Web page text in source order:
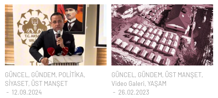
GÜNCEL , GÜNDEM, POLİTİKA,
SİYASET, ÜST MANŞET
12.09.2024
GÜNCEL , GÜNDEM, ÜST MANŞET,
Video Galeri, YAŞAM
26.02.2023